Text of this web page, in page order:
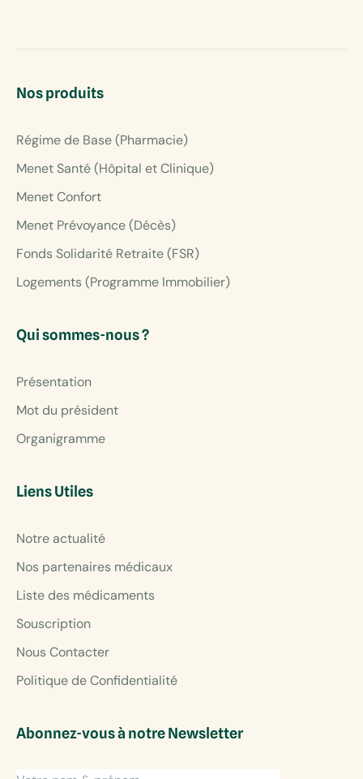
Nos produits
Régime de Base (Pharmacie)
Menet Santé (Hôpital et Clinique)
Menet Confort
Menet Prévoyance (Décès)
Fonds Solidarité Retraite (FSR)
Logements (Programme Immobilier)
Qui sommes-nous ?
Présentation
Mot du président
Organigramme
Liens Utiles
Notre actualité
Nos partenaires médicaux
Liste des médicaments
Souscription
Nous Contacter
Politique de Confidentialité
Abonnez-vous à notre Newsletter